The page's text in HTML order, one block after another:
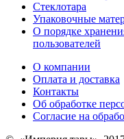
Стеклотара
Упаковочные
О порядке
пользователей
О компании
Оплата и доставка
Контакты
Об обработке
Согласие на